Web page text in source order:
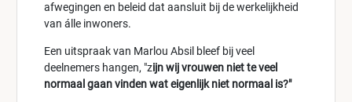
afwegingen en beleid dat aansluit bij de werkelijkheid
van álle inwoners.
Een uitspraak van Marlou Absil bleef bij veel
deelnemers hangen, "zijn wij vrouwen niet te veel
normaal gaan vinden wat eigenlijk niet normaal is?"